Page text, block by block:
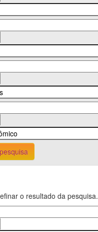
o resultado da pesquisa.